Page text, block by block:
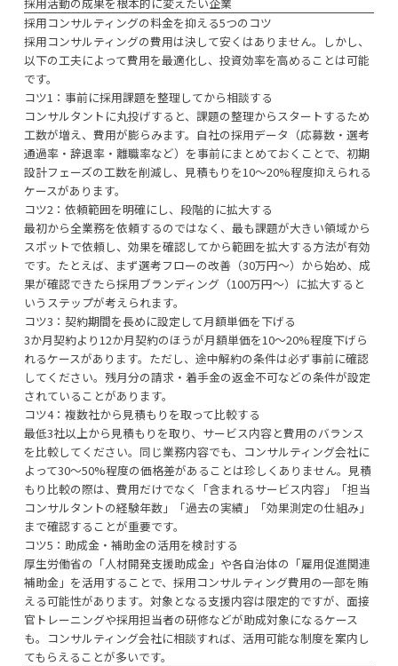
採用コンサルティングの料金を抑える5つのコツ
採用コンサルティングの費用は決して安くはありません。しかし、
以下の工夫によって費用を最適化し、投資効率を高めることは可能
です。
コツ1：事前に採用課題を整理してから相談する
コンサルタントに丸投げすると、課題の整理からスタートするため
工数が増え、費用が膨らみます。自社の採用データ（応募数・選考
通過率・辞退率・離職率など）を事前にまとめておくことで、初期
設計フェーズの工数を削減し、見積もりを10〜20%程度抑えられる
ケースがあります。
コツ2：依頼範囲を明確にし、段階的に拡大する
最初から全業務を依頼するのではなく、最も課題が大きい領域から
スポットで依頼し、効果を確認してから範囲を拡大する方法が有効
です。たとえば、まず選考フローの改善（30万円〜）から始め、成
果が確認できたら採用ブランディング（100万円〜）に拡大すると
いうステップが考えられます。
コツ3：契約期間を長めに設定して月額単価を下げる
3か月契約より12か月契約のほうが月額単価を10〜20%程度下げら
れるケースがあります。ただし、途中解約の条件は必ず事前に確認
してください。残月分の請求・着手金の返金不可などの条件が設定
されていることがあります。
コツ4：複数社から見積もりを取って比較する
最低3社以上から見積もりを取り、サービス内容と費用のバランス
を比較してください。同じ業務内容でも、コンサルティング会社に
よって30〜50%程度の価格差があることは珍しくありません。見積
もり比較の際は、費用だけでなく「含まれるサービス内容」「担当
コンサルタントの経験年数」「過去の実績」「効果測定の仕組み」
まで確認することが重要です。
コツ5：助成金・補助金の活用を検討する
厚生労働省の「人材開発支援助成金」や各自治体の「雇用促進関連
補助金」を活用することで、採用コンサルティング費用の一部を賄
える可能性があります。対象となる支援内容は限定的ですが、面接
官トレーニングや採用担当者の研修などが助成対象になるケース
も。コンサルティング会社に相談すれば、活用可能な制度を案内し
てもらえることが多いです。